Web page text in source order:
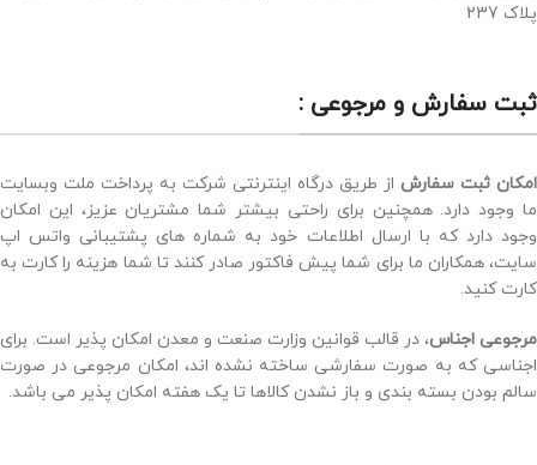
پلاک 237
ثبت سفارش و مرجوعی :
امکان ثبت سفارش از طریق درگاه اینترنتی شرکت به پرداخت ملت وبسایت
ما وجود دارد. همچنین برای راحتی بیشتر شما مشتریان عزیز، این امکان
وجود دارد که با ارسال اطلاعات خود به شماره های پشتیبانی واتس اپ
سایت، همکاران ما برای شما پیش فاکتور صادر کنند تا شما هزینه را کارت به
کارت کنید.
مرجوعی اجناس، در قالب قوانین وزارت صنعت و معدن امکان پذیر است. برای
اجناسی که به صورت سفارشی ساخته نشده اند، امکان مرجوعی در صورت
سالم بودن بسته بندی و باز نشدن کالاها تا یک هفته امکان پذیر می باشد.